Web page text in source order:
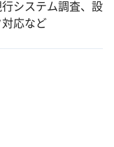
システム調査、設
応など